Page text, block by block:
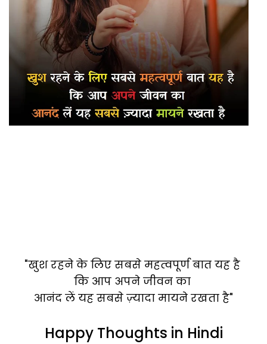
"खुश रहने के लिए सबसे महत्वपूर्ण बात यह है
कि आप अपने जीवन का
आनंद लें यह सबसे ज़्यादा मायने रखता है"
Happy Thoughts in Hindi